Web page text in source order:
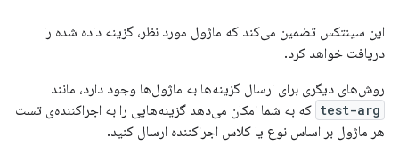
این سینتکس تضمین می‌کند که ماژول مورد نظر، گزینه داده شده را
دریافت خواهد کرد.
روش‌های دیگری برای ارسال گزینه‌ها به ماژول‌ها وجود دارد، مانند
test-arg که به شما امکان می‌دهد گزینه‌هایی را به اجراکننده‌ی تست
هر ماژول بر اساس نوع یا کلاس اجراکننده ارسال کنید.